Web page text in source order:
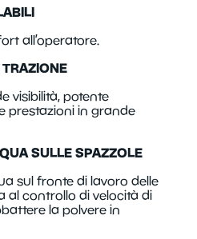
all’operatore.
visibilità, potente
prestazioni in grande
SULLE SPAZZOLE
sul fronte di lavoro delle
al controllo di velocità di
la polvere in